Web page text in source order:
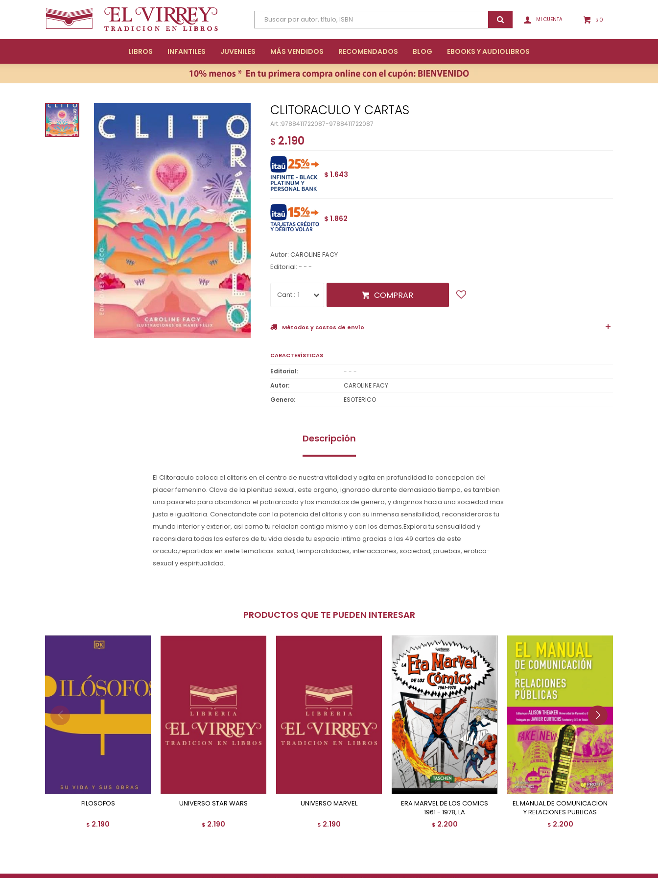
LIBROS INFANTILES JUVENILES MÁS VENDIDOS RECOMENDADOS BLOG EBOOKS Y AUDIOLIBROS
$ 0
CLITORACULO Y CARTAS
9788411722087-9788411722087
$ 2.190
$ 1.643
$ 1.862
Autor: CAROLINE FACY
Editorial: - - -
1 COMPRAR
Métodos y costos de envío
CARACTERÍSTICAS
Editorial
- - -
Autor
CAROLINE FACY
Genero
ESOTERICO
Descripción
El Clitoraculo coloca el clitoris en el centro de nuestra vitalidad y agita en profundidad la concepcion del
placer femenino. Clave de la plenitud sexual, este organo, ignorado durante demasiado tiempo, es tambien
una pasarela para abandonar el patriarcado y los mandatos de genero, y dirigirnos hacia una sociedad mas
justa e igualitaria. Conectandote con la potencia del clitoris y con su inmensa sensibilidad, reconsideraras tu
mundo interior y exterior, asi como tu relacion contigo mismo y con los demas.Explora tu sensualidad y
reconsidera todas las esferas de tu vida desde tu espacio intimo gracias a las 49 cartas de este
oraculo,repartidas en siete tematicas: salud, temporalidades, interacciones, sociedad, pruebas, erotico-
sexual y espiritualidad.
PRODUCTOS QUE TE PUEDEN INTERESAR
FILOSOFOS
$ 2.190
UNIVERSO STAR WARS
$ 2.190
UNIVERSO MARVEL
$ 2.190
ERA MARVEL DE LOS COMICS
1961 - 1978, LA
$ 2.200
EL MANUAL DE COMUNICACION
Y RELACIONES PUBLICAS
$ 2.200